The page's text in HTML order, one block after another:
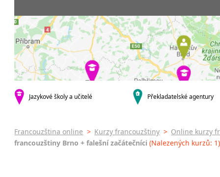
Brno
Plzeň
Karlovy Vary
malá města podle abecedy
Sedlčany
kurzy s
Online
Letní
20 a více hodin týdně
Večerní
Jazykové školy a učitelé Překladatelské agentury
Francouzština online > Kurzy francouzštiny > Online kurzy
francouzštiny Brno + falešní začátečníci (Nalezených kurzů: 1)